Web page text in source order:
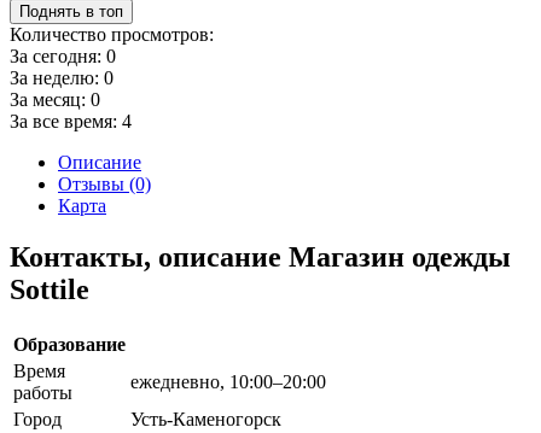
Поднять в топ
Количество просмотров:
За сегодня: 0
За неделю: 0
За месяц: 0
За все время: 4
Описание
Отзывы (0)
Карта
Контакты, описание Магазин одежды
Sottile
Образование
Время
работы
ежедневно, 10:00–20:00
Город
Усть-Каменогорск